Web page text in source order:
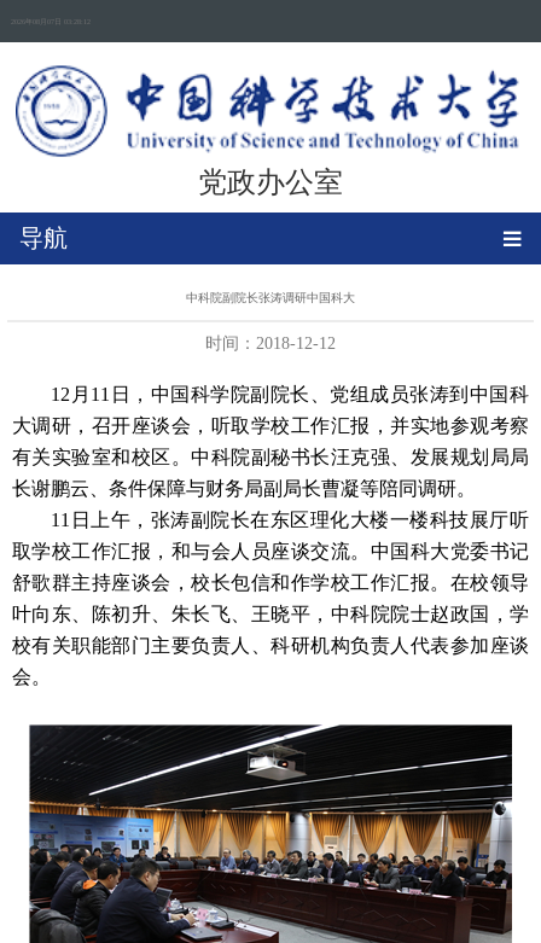
2026年08月07日 03:28:13
党政办公室
导航
中科院副院长张涛调研中国科大
时间：2018-12-12
12月11日，中国科学院副院长、党组成员张涛到中国科
大调研，召开座谈会，听取学校工作汇报，并实地参观考察
有关实验室和校区。中科院副秘书长汪克强、发展规划局局
长谢鹏云、条件保障与财务局副局长曹凝等陪同调研。
11日上午，张涛副院长在东区理化大楼一楼科技展厅听
取学校工作汇报，和与会人员座谈交流。中国科大党委书记
舒歌群主持座谈会，校长包信和作学校工作汇报。在校领导
叶向东、陈初升、朱长飞、王晓平，中科院院士赵政国，学
校有关职能部门主要负责人、科研机构负责人代表参加座谈
会。